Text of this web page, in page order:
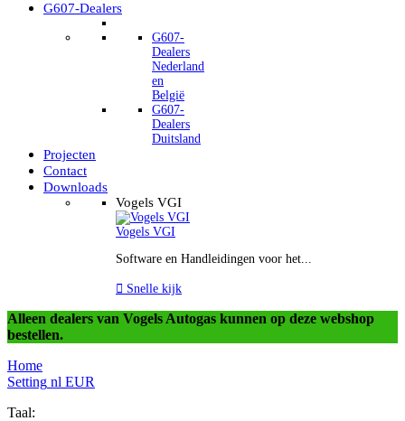
G607-Dealers
G607-
Dealers
Nederland
en
België
G607-
Dealers
Duitsland
Projecten
Contact
Downloads
Vogels VGI
Vogels VGI
Software en Handleidingen voor het...
 Snelle kijk
Alleen dealers van Vogels Autogas kunnen op deze webshop
bestellen.
Home
Setting nl EUR
Taal: